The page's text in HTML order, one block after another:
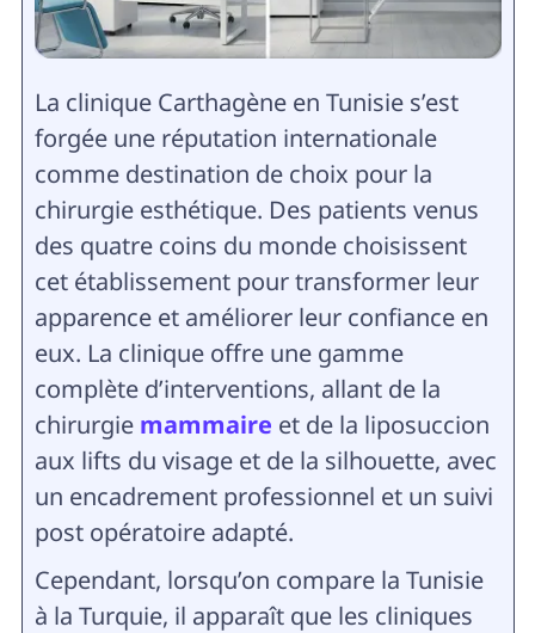
La clinique Carthagène en Tunisie s’est
forgée une réputation internationale
comme destination de choix pour la
chirurgie esthétique. Des patients venus
des quatre coins du monde choisissent
cet établissement pour transformer leur
apparence et améliorer leur confiance en
eux. La clinique offre une gamme
complète d’interventions, allant de la
chirurgie mammaire et de la liposuccion
aux lifts du visage et de la silhouette, avec
un encadrement professionnel et un suivi
post opératoire adapté.
Cependant, lorsqu’on compare la Tunisie
à la Turquie, il apparaît que les cliniques